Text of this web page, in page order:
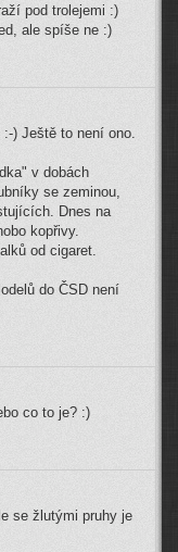
pod trolejemi :)
ale spíše ne :)
) Ještě to není ono.
v dobách
se zeminou,
Dnes na
kopřivy.
od cigaret.
do ČSD není
co to je? :)
se žlutými pruhy je